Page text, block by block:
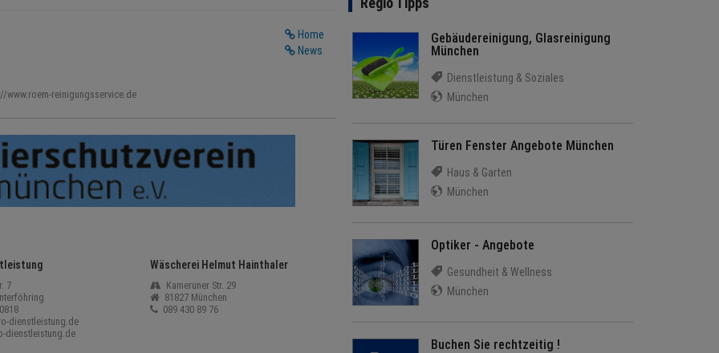
www.roem-reinigungsservice.de
Home
News
7
dienstleistung.de
dienstleistung.de
Wäscherei Helmut Hainthaler
Kameruner Str. 29
81827 München
089 430 89 76
Gebäudereinigung, Glasreinigung
München
Dienstleistung & Soziales
München
Türen Fenster Angebote München
Haus & Garten
München
Optiker - Angebote
Gesundheit & Wellness
München
Buchen Sie rechtzeitig !